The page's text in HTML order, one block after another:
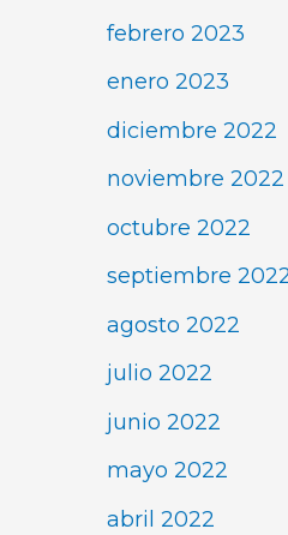
febrero 2023
enero 2023
diciembre 2022
noviembre 2022
octubre 2022
septiembre
agosto 2022
julio 2022
junio 2022
mayo 2022
abril 2022